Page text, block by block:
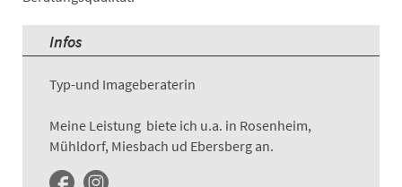
Infos
Typ-und Imageberaterin
Meine Leistung biete ich u.a. in Rosenheim,
Mühldorf, Miesbach ud Ebersberg an.